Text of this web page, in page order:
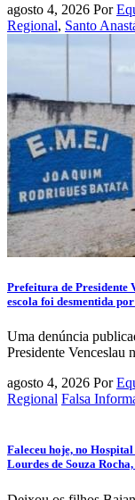
agosto 4, 2026 Por
Regional, Santo
Prefeitura de Presidente
escola foi desmentida
Uma denúncia
Presidente Venceslau
agosto 4, 2026 Por
Regional Falsa
Faleceu hoje, no
Lourdes de Souza